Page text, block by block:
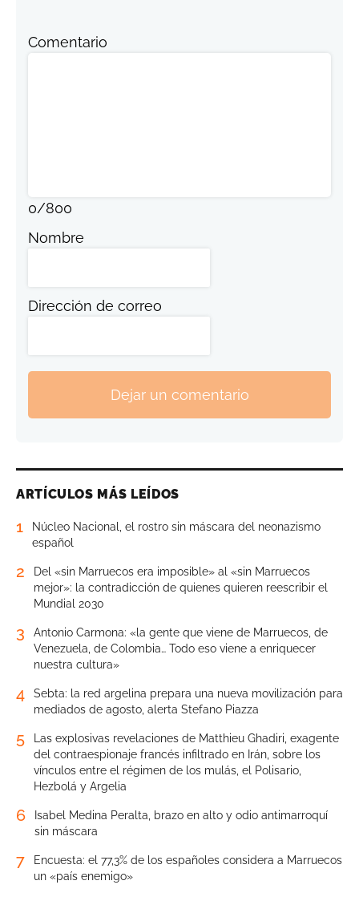
Comentario
0/800
Nombre
Dirección de correo
Dejar un comentario
ARTÍCULOS MÁS LEÍDOS
1
Núcleo Nacional, el rostro sin máscara del neonazismo
español
2
Del «sin Marruecos era imposible» al «sin Marruecos
mejor»: la contradicción de quienes quieren reescribir el
Mundial 2030
3
Antonio Carmona: «la gente que viene de Marruecos, de
Venezuela, de Colombia… Todo eso viene a enriquecer
nuestra cultura»
4
Sebta: la red argelina prepara una nueva movilización para
mediados de agosto, alerta Stefano Piazza
5
Las explosivas revelaciones de Matthieu Ghadiri, exagente
del contraespionaje francés infiltrado en Irán, sobre los
vínculos entre el régimen de los mulás, el Polisario,
Hezbolá y Argelia
6
Isabel Medina Peralta, brazo en alto y odio antimarroquí
sin máscara
7
Encuesta: el 77,3% de los españoles considera a Marruecos
un «país enemigo»